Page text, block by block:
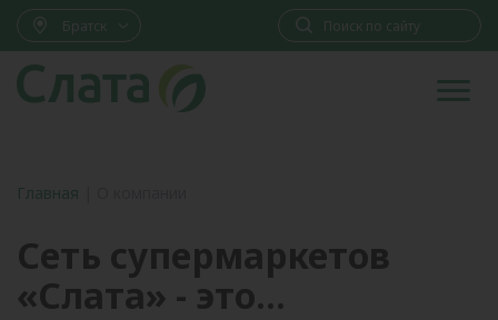
Братск
Главная
Сеть супермаркетов
«Слата» - это...